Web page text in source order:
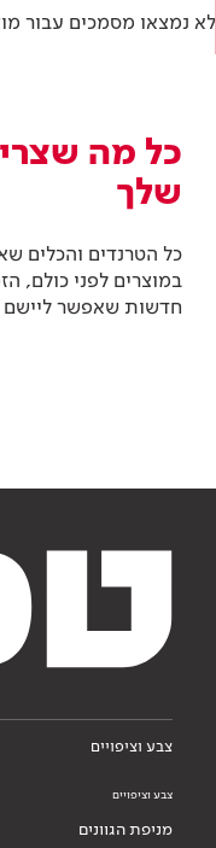
לא נמצאו מסמכים עבור
כל מה
שלך
כל הטרנדים והכלים
במוצרים לפני כולם,
חדשות שאפשר ליישם
צבע וציפויים
צבע וציפויים
מניפת הגוונים